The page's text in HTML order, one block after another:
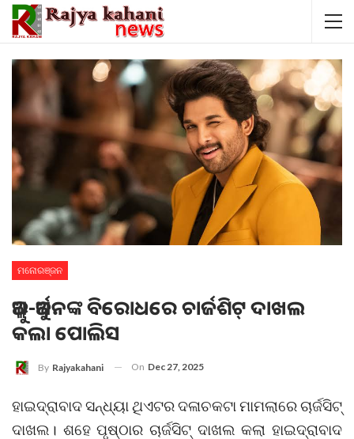
ମନୋରଞ୍ଜନ
ଅଲ୍ଲୁ-ଅର୍ଜୁନଙ୍କ ବିରୋଧରେ ଚାର୍ଜଶିଟ୍‌ ଦାଖଲ
କଲା ପୋଲିସ
By Rajyakahani On Dec 27, 2025
ହାଇଦ୍ରାବାଦ ସନ୍ଧ୍ୟା ଥିଏଟର ଦଳାଚକଟା ମାମଲାରେ ଚାର୍ଜସିଟ୍
ଦାଖଲ। ଶହେ ପୃଷ୍ଠାର ଚାର୍ଜସିଟ୍ ଦାଖଲ କଲା ହାଇଦ୍ରାବାଦ